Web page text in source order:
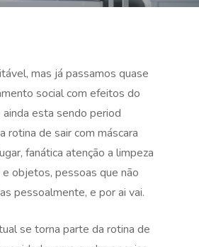
mas já passamos quase
social com efeitos do
esta sendo period
rotina de sair com máscara
fanática atenção a limpeza
objetos, pessoas que não
pessoalmente, e por ai vai.
se torna parte da rotina de